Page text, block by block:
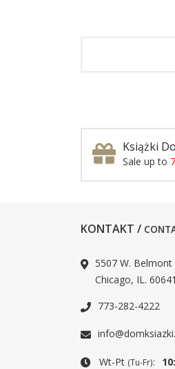
Książki Do
Sale up to
KONTAKT /
5507 W. Belmont
Chicago, IL. 60641
773-282-4222
Wt-Pt (Tu-Fr):